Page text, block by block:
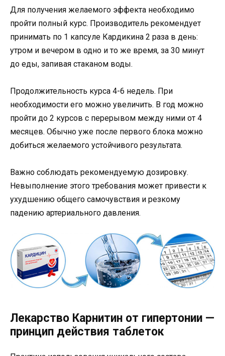
Для получения желаемого эффекта необходимо
пройти полный курс. Производитель рекомендует
принимать по 1 капсуле Кардикина 2 раза в день:
утром и вечером в одно и то же время, за 30 минут
до еды, запивая стаканом воды.
Продолжительность курса 4-6 недель. При
необходимости его можно увеличить. В год можно
пройти до 2 курсов с перерывом между ними от 4
месяцев. Обычно уже после первого блока можно
добиться желаемого устойчивого результата.
Важно соблюдать рекомендуемую дозировку.
Невыполнение этого требования может привести к
ухудшению общего самочувствия и резкому
падению артериального давления.
Лекарство Карнитин от гипертонии —
принцип действия таблеток